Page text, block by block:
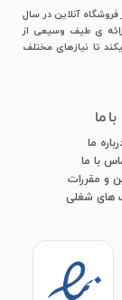
آنلاین در سال
ارائه ی طیف وسیعی از
تا نیازهای مختلف
با ما
ما
با ما
و مقررات
های شغلی